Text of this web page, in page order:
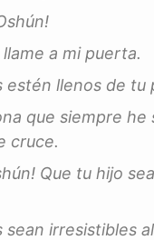
a mi puerta.
estén llenos de tu
que siempre he
cruce.
Que tu hijo
sean irresistibles